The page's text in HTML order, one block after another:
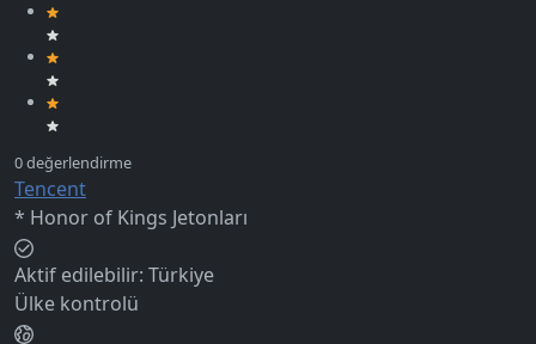
Tencent
* Honor of Kings Jetonları
Aktif edilebilir: Türkiye
Ülke kontrolü